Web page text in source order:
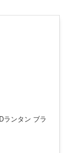
ランタン ブラ